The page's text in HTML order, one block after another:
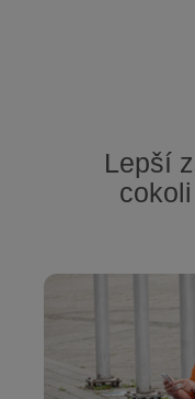
Lepší